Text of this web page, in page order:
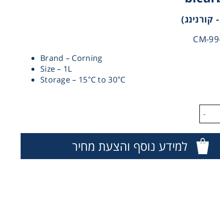
Brand – Corning
Size – 1L
Storage – 15°C to 30°C
-
למידע נוסף והצעת מחיר